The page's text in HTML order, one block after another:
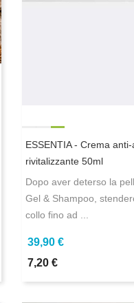
ESSENTIA - Crema
rivitalizzante 50ml
Dopo aver deterso la
Gel & Shampoo,
collo fino ad ...
39,90 €
7,20 €